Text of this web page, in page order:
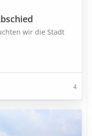
wir die Stadt
4